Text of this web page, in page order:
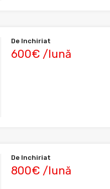
De Inchiriat
600€ /lună
De Inchiriat
800€ /lună